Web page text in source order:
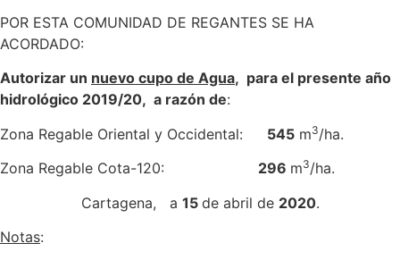
POR ESTA COMUNIDAD DE REGANTES SE HA
ACORDADO:
Autorizar un nuevo cupo de Agua, para el presente año
hidrológico 2019/20, a razón de:
Zona Regable Oriental y Occidental:
545 m3/ha.
Zona Regable Cota-120: 296 m3/ha.
Cartagena, a 15 de abril de 2020.
Notas: